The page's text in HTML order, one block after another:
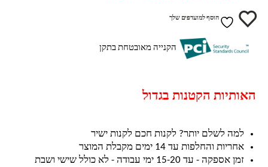
הוסף למועדפים שלך
הקנייה מאובטחת בתקן
האותיות הקטנות בגדול
למה לשלם יותר? לקנות חכם לקנות ישיר
אחריות והחלפות עד 14 ימים מקבלת המוצר
זמן אספקה - עד 15-20 ימי עבודה - לא כולל שישי ושבת